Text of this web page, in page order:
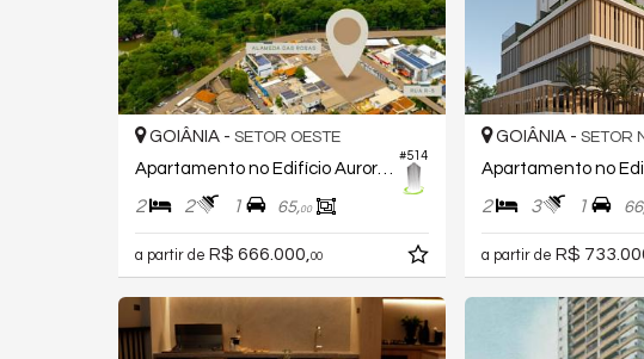
#514
GOIÂNIA - SETOR OESTE
Apartamento no Edifício Aurora Lago Das Rosas
2 2 1 65,00
a partir de R$ 666.000,00
GOIÂNIA - SETOR
2 3 1
a partir de R$